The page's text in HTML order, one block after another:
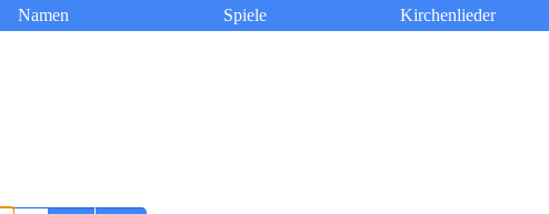
Namen Spiele Kirchenlieder